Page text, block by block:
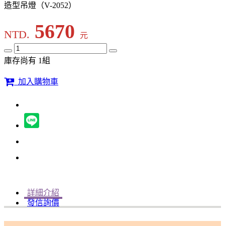
造型吊燈（V-2052）
NTD. 5670 元
庫存尚有 1組
加入購物車
詳細介紹
發信詢價